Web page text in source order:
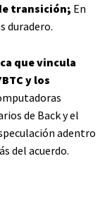
transición; En
duradero.
que vincula
y los
de Back y el
adentro
del acuerdo.